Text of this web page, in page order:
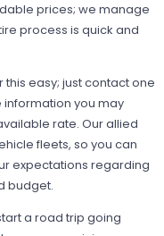
prices; we manage
process is quick and
this easy; just contact one
information you may
rate. Our allied
fleets, so you can
expectations regarding
budget.
a road trip going